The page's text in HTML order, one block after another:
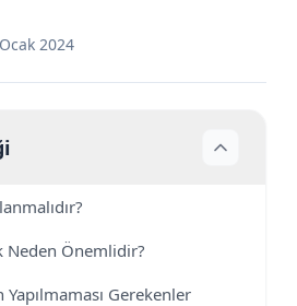
2024
Neden Önemlidir?
Yapılmaması Gerekenler